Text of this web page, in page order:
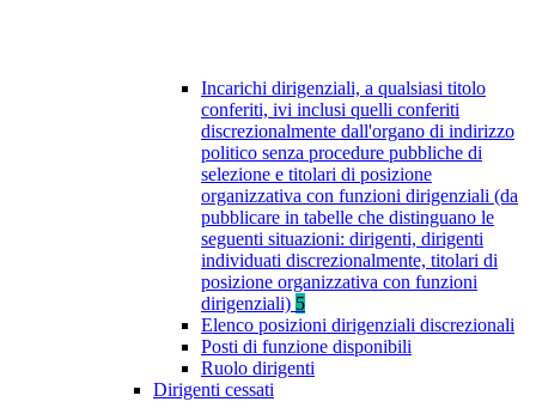
Incarichi dirigenziali, a qualsiasi titolo
conferiti, ivi inclusi quelli conferiti
discrezionalmente dall'organo di indirizzo
politico senza procedure pubbliche di
selezione e titolari di posizione
organizzativa con funzioni dirigenziali (da
pubblicare in tabelle che distinguano le
seguenti situazioni: dirigenti, dirigenti
individuati discrezionalmente, titolari di
posizione organizzativa con funzioni
dirigenziali) 5
Elenco posizioni dirigenziali discrezionali
Posti di funzione disponibili
Ruolo dirigenti
Dirigenti cessati